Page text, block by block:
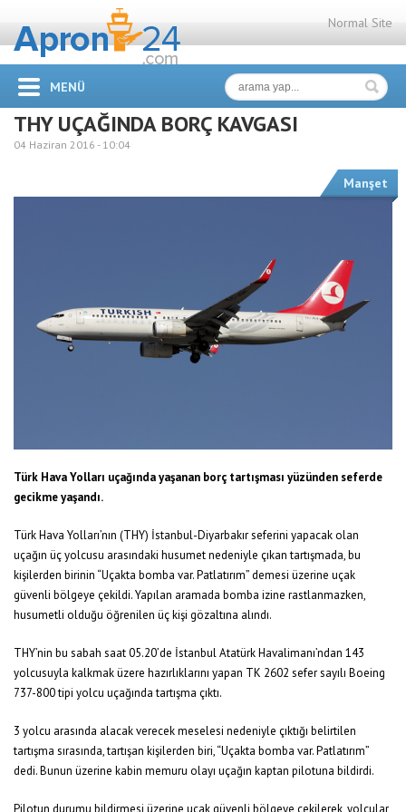
Normal Site
MENÜ
THY UÇAĞINDA BORÇ KAVGASI
04 Haziran 2016 - 10:04
Manşet
Türk Hava Yolları uçağında yaşanan borç tartışması yüzünden seferde
gecikme yaşandı.
Türk Hava Yolları’nın (THY) İstanbul-Diyarbakır seferini yapacak olan
uçağın üç yolcusu arasındaki husumet nedeniyle çıkan tartışmada, bu
kişilerden birinin “Uçakta bomba var. Patlatırım” demesi üzerine uçak
güvenli bölgeye çekildi. Yapılan aramada bomba izine rastlanmazken,
husumetli olduğu öğrenilen üç kişi gözaltına alındı.
THY’nin bu sabah saat 05.20’de İstanbul Atatürk Havalimanı’ndan 143
yolcusuyla kalkmak üzere hazırlıklarını yapan TK 2602 sefer sayılı Boeing
737-800 tipi yolcu uçağında tartışma çıktı.
3 yolcu arasında alacak verecek meselesi nedeniyle çıktığı belirtilen
tartışma sırasında, tartışan kişilerden biri, “Uçakta bomba var. Patlatırım”
dedi. Bunun üzerine kabin memuru olayı uçağın kaptan pilotuna bildirdi.
Pilotun durumu bildirmesi üzerine uçak güvenli bölgeye çekilerek, yolcular